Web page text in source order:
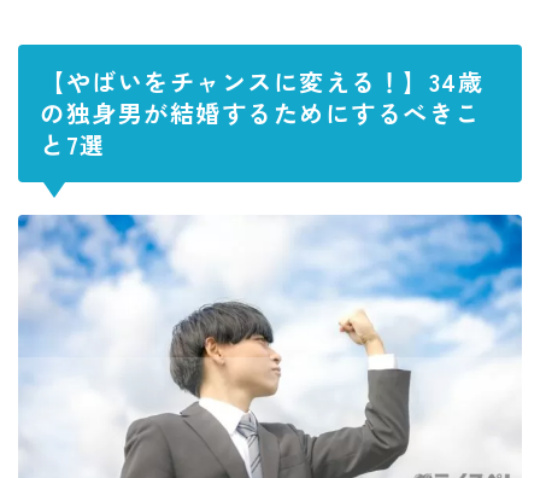
【やばいをチャンスに変える！】34歳
の独身男が結婚するためにするべきこ
と7選